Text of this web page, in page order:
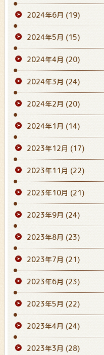
2024年6月 (19)
2024年5月 (15)
2024年4月 (20)
2024年3月 (24)
2024年2月 (20)
2024年1月 (14)
2023年12月 (17)
2023年11月 (22)
2023年10月 (21)
2023年9月 (24)
2023年8月 (23)
2023年7月 (21)
2023年6月 (23)
2023年5月 (22)
2023年4月 (24)
2023年3月 (28)